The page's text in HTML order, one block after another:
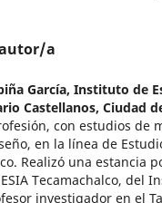
a
García, Instituto de
Castellanos, Ciudad
con estudios de
en la línea de
Realizó una estancia
Tecamachalco, del
investigador en el